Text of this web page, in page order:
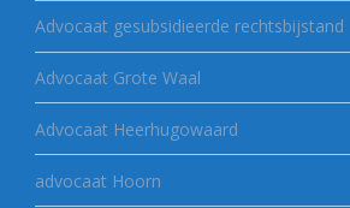
Advocaat gesubsidieerde rechtsbijstand
Advocaat Grote Waal
Advocaat Heerhugowaard
advocaat Hoorn